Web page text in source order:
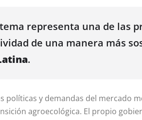
representa una de las
de una manera más
.
y demandas del mercado
agroecológica. El propio